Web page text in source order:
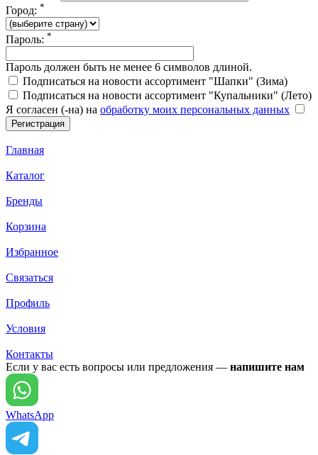
Город: *
Пароль: *
Пароль должен быть не менее 6 символов длиной.
Подписаться на новости ассортимент "Шапки" (Зима)
Подписаться на новости ассортимент "Купальники" (Лето)
Я согласен (-на) на обработку моих персональных данных
Главная
Каталог
Бренды
Корзина
Избранное
Связаться
Профиль
Условия
Контакты
Если у вас есть вопросы или предложения — напишите нам
WhatsApp